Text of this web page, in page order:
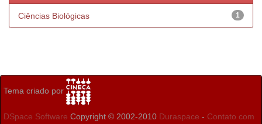
1
Ciências Biológicas
Tema criado por
DSpace Software Copyright © 2002-2010 Duraspace - Contato com